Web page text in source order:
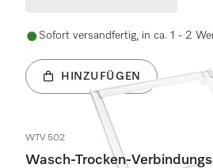
Sofort versandfertig, in ca. 1 - 2
HINZUFÜGEN
WTV 502
Wasch-Trocken-